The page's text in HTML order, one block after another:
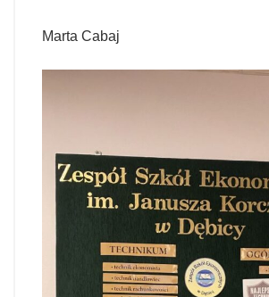
Marta Cabaj